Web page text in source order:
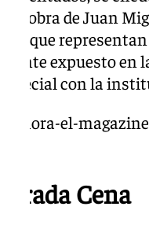
obra de Juan
que
expuesto en
con la
hora-el-
Cena